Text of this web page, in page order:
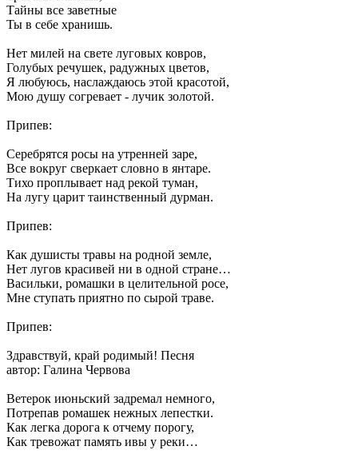
Тайны все заветные
Ты в себе хранишь.
Нет милей на свете луговых ковров,
Голубых речушек, радужных цветов,
Я любуюсь, наслаждаюсь этой красотой,
Мою душу согревает - лучик золотой.
Припев:
Серебрятся росы на утренней заре,
Все вокруг сверкает словно в янтаре.
Тихо проплывает над рекой туман,
На лугу царит таинственный дурман.
Припев:
Как душисты травы на родной земле,
Нет лугов красивей ни в одной стране…
Васильки, ромашки в целительной росе,
Мне ступать приятно по сырой траве.
Припев:
Здравствуй, край родимый! Песня
автор: Галина Червова
Ветерок июньский задремал немного,
Потрепав ромашек нежных лепестки.
Как легка дорога к отчему порогу,
Как тревожат память ивы у реки…